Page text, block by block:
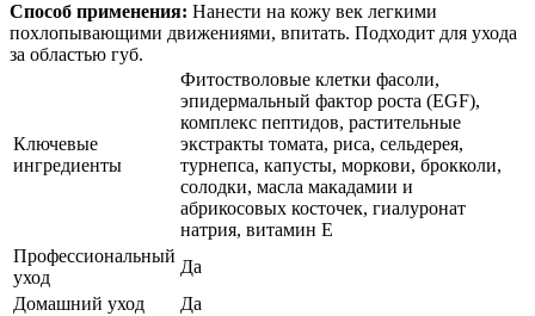
Способ применения: Нанести на кожу век легкими
похлопывающими движениями, впитать. Подходит для ухода
за областью губ.
Ключевые
ингредиенты
Фитостволовые клетки фасоли,
эпидермальный фактор роста (EGF),
комплекс пептидов, растительные
экстракты томата, риса, сельдерея,
турнепса, капусты, моркови, брокколи,
солодки, масла макадамии и
абрикосовых косточек, гиалуронат
натрия, витамин Е
Профессиональный
уход
Да
Домашний уход
Да